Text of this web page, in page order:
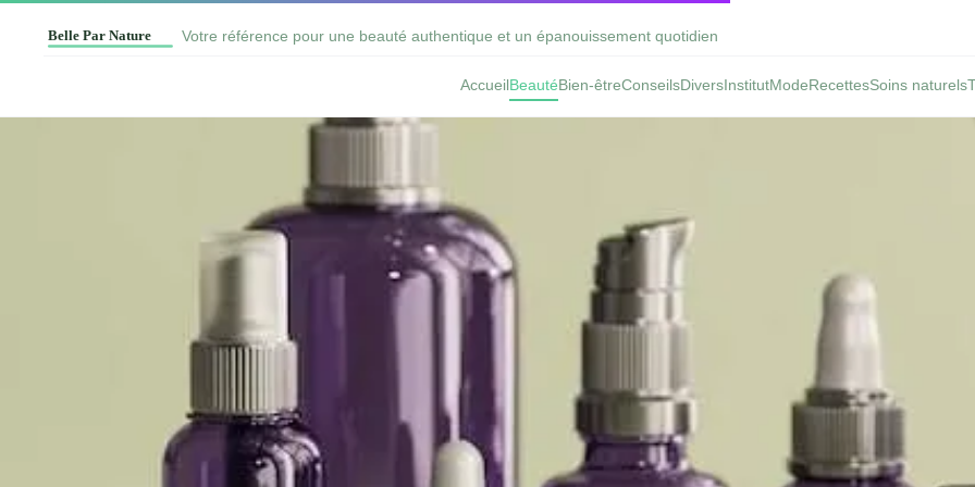
Votre référence pour une beauté authentique et un épanouissement quotidien
AccueilBeautéBien-êtreConseilsDiversInstitutModeRecettesSoins naturels